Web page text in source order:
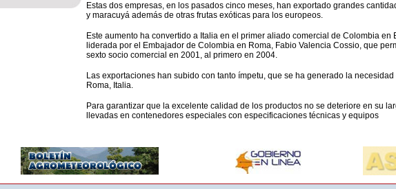
Estas dos empresas, en los pasados cinco meses, han exportado grandes
y maracuyá además de otras frutas exóticas para los europeos.
Este aumento ha convertido a Italia en el primer aliado comercial de Colombia en
liderada por el Embajador de Colombia en Roma, Fabio Valencia Cossio, que
sexto socio comercial en 2001, al primero en 2004.
Las exportaciones han subido con tanto ímpetu, que se ha generado la
Roma, Italia.
Para garantizar que la excelente calidad de los productos no se deteriore en su
llevadas en contenedores especiales con especificaciones técnicas y equipos